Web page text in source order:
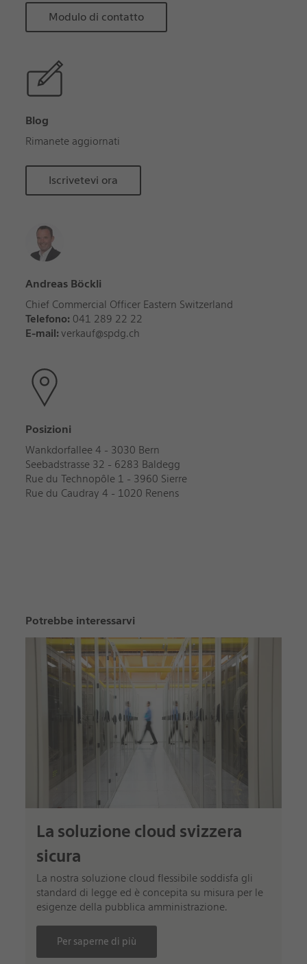
Modulo di contatto
Blog
Rimanete aggiornati
Iscrivetevi ora
Andreas Böckli
Chief Commercial Officer Eastern Switzerland
Telefono:041 289 22 22
E-mail:verkauf@spdg.ch
Posizioni
Wankdorfallee 4 - 3030 Bern
Seebadstrasse 32 - 6283 Baldegg
Rue du Technopôle 1 - 3960 Sierre
Rue du Caudray 4 - 1020 Renens
Potrebbe interessarvi
La soluzione cloud svizzera
sicura
La nostra soluzione cloud flessibile soddisfa gli
standard di legge ed è concepita su misura per le
esigenze della pubblica amministrazione.
Per saperne di più